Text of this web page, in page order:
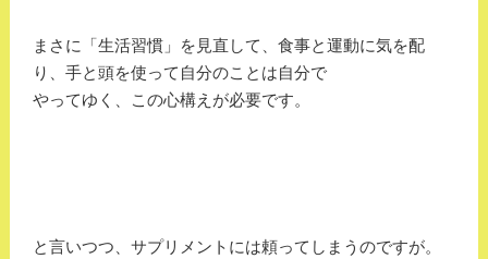
まさに「生活習慣」を見直して、食事と運動に気を配
り、手と頭を使って自分のことは自分で
やってゆく、この心構えが必要です。
と言いつつ、サプリメントには頼ってしまうのですが。